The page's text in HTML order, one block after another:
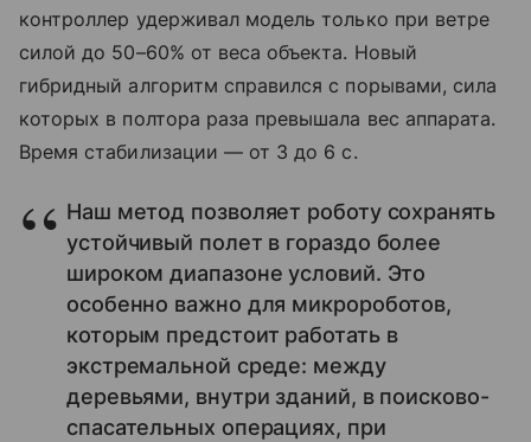
контроллер удерживал модель только при ветре
силой до 50–60% от веса объекта. Новый
гибридный алгоритм справился с порывами, сила
которых в полтора раза превышала вес аппарата.
Время стабилизации — от 3 до 6 с.
Наш метод позволяет роботу сохранять
устойчивый полет в гораздо более
широком диапазоне условий. Это
особенно важно для микророботов,
которым предстоит работать в
экстремальной среде: между
деревьями, внутри зданий, в поисково-
спасательных операциях, при